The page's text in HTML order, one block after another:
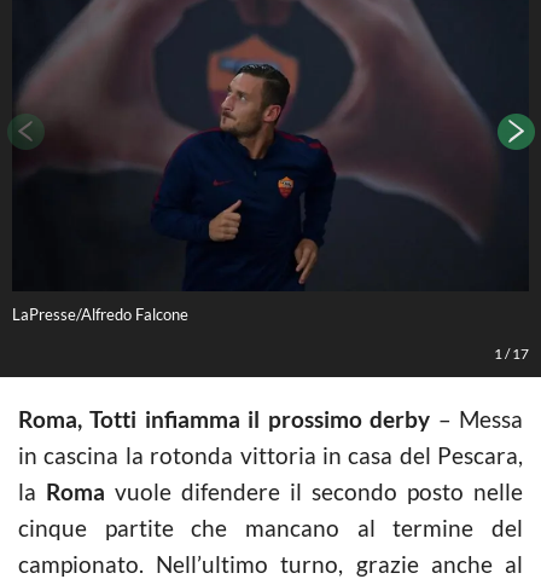
LaPresse/Alfredo Falcone
1 /17
Roma, Totti infiamma il prossimo derby – Messa
in cascina la rotonda vittoria in casa del Pescara,
la Roma vuole difendere il secondo posto nelle
cinque partite che mancano al termine del
campionato. Nell’ultimo turno, grazie anche al